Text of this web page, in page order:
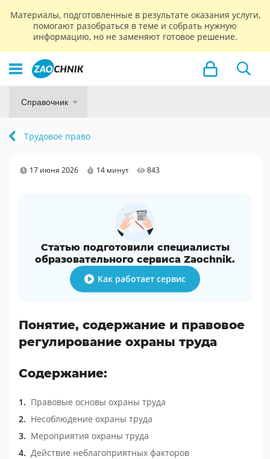
Материалы, подготовленные в результате оказания услуги,
помогают разобраться в теме и собрать нужную
информацию, но не заменяют готовое решение.
Справочник
Трудовое право
17 июня 2026 14 минут 843
Статью подготовили специалисты
образовательного сервиса Zaochnik.
Как работает сервис
Понятие, содержание и правовое
регулирование охраны труда
Содержание:
Правовые основы охраны труда
Несоблюдение охраны труда
Мероприятия охраны труда
Действие неблагоприятных факторов